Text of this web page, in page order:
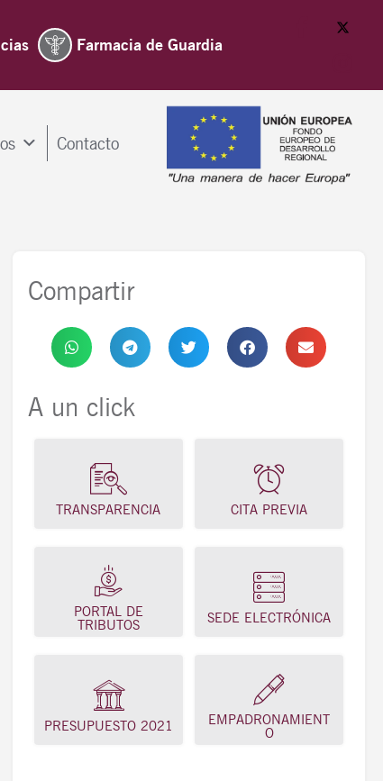
Farmacia de Guardia
Contacto
Compartir
A un click
TRANSPARENCIA CITA PREVIA
PORTAL DE
TRIBUTOS
SEDE ELECTRÓNICA
PRESUPUESTO 2021
EMPADRONAMIENT
O